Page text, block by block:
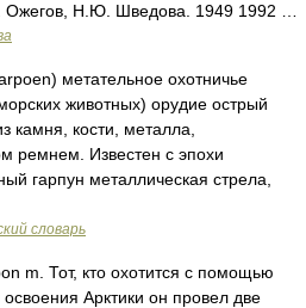
Ожегов, Н.Ю. Шведова. 1949 1992 …
метательное охотничье
животных) орудие острый
камня, кости, металла,
ремнем. Известен с эпохи
гарпун металлическая стрела,
словарь
m. Тот, кто охотится с помощью
Арктики он провел две